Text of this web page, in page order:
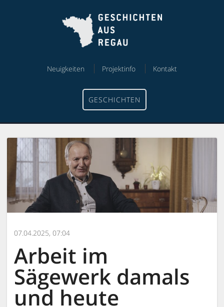
Neuigkeiten Projektinfo Kontakt
GESCHICHTEN
07.04.2025, 07:04
Arbeit im
Sägewerk damals
und heute